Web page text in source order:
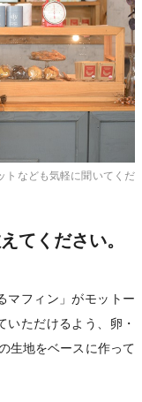
トなども気軽に聞いてくだ
てください。
マフィン」がモットー
ただけるよう、卵・
生地をベースに作って